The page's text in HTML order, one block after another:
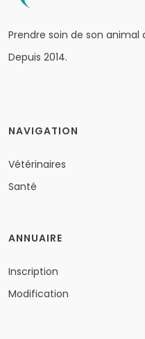
Prendre soin de son animal
Depuis 2014.
NAVIGATION
Vétérinaires
Santé
ANNUAIRE
Inscription
Modification